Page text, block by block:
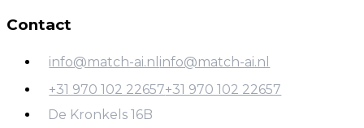
Workflow
Contact
info@match-ai.nl
info@match-ai.nl
info@match-ai.nl
+31 970 102 22657
+31 970 102 22657
+31 970 102 22657
De Kronkels 16B